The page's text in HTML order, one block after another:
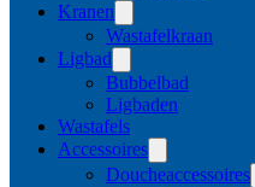
Kranen
Wastafelkraan
Ligbad
Bubbelbad
Ligbaden
Wastafels
Accessoires
Doucheaccessoires